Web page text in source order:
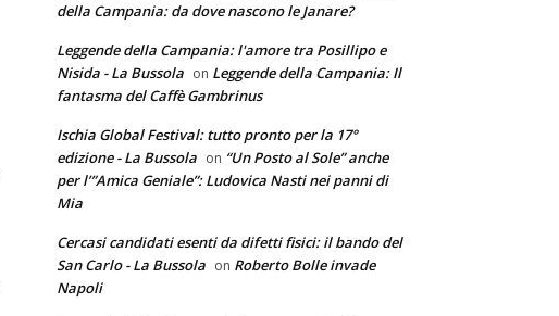
della Campania: da dove nascono le Janare?
Leggende della Campania: l'amore tra Posillipo e
Nisida - La Bussola on Leggende della Campania: Il
fantasma del Caffè Gambrinus
Ischia Global Festival: tutto pronto per la 17°
edizione - La Bussola on “Un Posto al Sole” anche
per l’”Amica Geniale”: Ludovica Nasti nei panni di
Mia
Cercasi candidati esenti da difetti fisici: il bando del
San Carlo - La Bussola on Roberto Bolle invade
Napoli